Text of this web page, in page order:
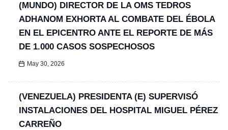
(MUNDO) DIRECTOR DE LA OMS TEDROS
ADHANOM EXHORTA AL COMBATE DEL ÉBOLA
EN EL EPICENTRO ANTE EL REPORTE DE MÁS
DE 1.000 CASOS SOSPECHOSOS
May 30, 2026
(VENEZUELA) PRESIDENTA (E) SUPERVISÓ
INSTALACIONES DEL HOSPITAL MIGUEL PÉREZ
CARREÑO